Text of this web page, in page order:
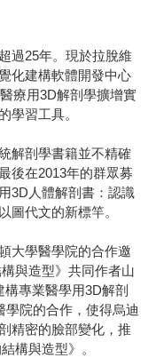
過25年。現於拉脫維
化建構軟體開發中心
療用3D解剖學擴增實
學習工具。
解剖學書籍並不精確
後在2013年的群眾募
3D人體解剖書：認識
圖代文的新標竿。
大學醫學院的合作邀
與造型》共同作者山
專業醫學用3D解剖
院的合作，使得烏迪
精密的臉部變化，推
構與造型》。